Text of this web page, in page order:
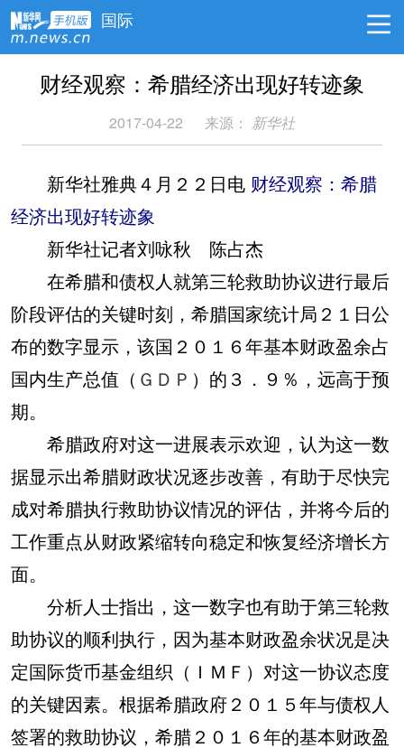
国际
财经观察：希腊经济出现好转迹象
2017-04-22 来源： 新华社
新华社雅典４月２２日电 财经观察：希腊
经济出现好转迹象
新华社记者刘咏秋 陈占杰
在希腊和债权人就第三轮救助协议进行最后
阶段评估的关键时刻，希腊国家统计局２１日公
布的数字显示，该国２０１６年基本财政盈余占
国内生产总值（ ＧＤＰ ）的３．９％，远高于预
期。
希腊政府对这一进展表示欢迎，认为这一数
据显示出希腊财政状况逐步改善，有助于尽快完
成对希腊执行救助协议情况的评估，并将今后的
工作重点从财政紧缩转向稳定和恢复经济增长方
面。
分析人士指出，这一数字也有助于第三轮救
助协议的顺利执行，因为基本财政盈余状况是决
定国际货币基金组织（ＩＭＦ）对这一协议态度
的关键因素。根据希腊政府２０１５年与债权人
签署的救助协议，希腊２０１６年的基本财政盈